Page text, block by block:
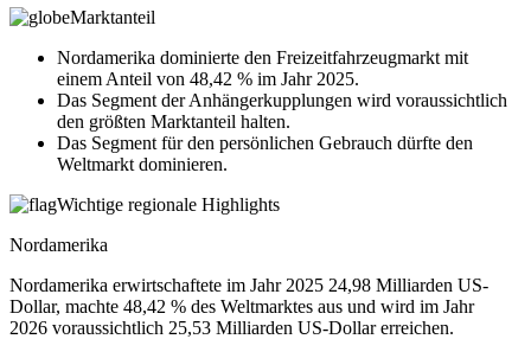
Marktanteil
Nordamerika dominierte den Freizeitfahrzeugmarkt mit
einem Anteil von 48,42 % im Jahr 2025.
Das Segment der Anhängerkupplungen wird voraussichtlich
den größten Marktanteil halten.
Das Segment für den persönlichen Gebrauch dürfte den
Weltmarkt dominieren.
Wichtige regionale Highlights
Nordamerika
Nordamerika erwirtschaftete im Jahr 2025 24,98 Milliarden US-
Dollar, machte 48,42 % des Weltmarktes aus und wird im Jahr
2026 voraussichtlich 25,53 Milliarden US-Dollar erreichen.